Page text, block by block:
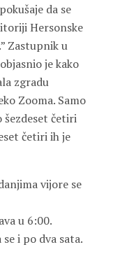
da se
Hersonske
Zastupnik u
je kako
zgradu
Zooma. Samo
šezdeset četiri
četiri ih je
vijore se
u 6:00.
i po dva sata.